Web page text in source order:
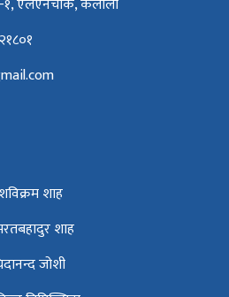
१, एलएनचोक, कैलाली
शाह
शाह
जोशी